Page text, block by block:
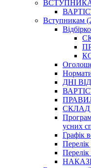
Вступникам
ДНІ
СКЛАД
усних
Графік
Перелік
Перелік